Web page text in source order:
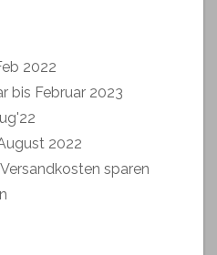
2022
bis Februar 2023
2022
sparen